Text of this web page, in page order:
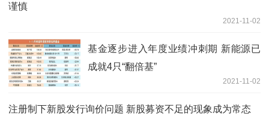
谨慎
2021-11-02
基金逐步进入年度业绩冲刺期 新能源已
成就4只“翻倍基”
2021-11-02
注册制下新股发行询价问题 新股募资不足的现象成为常态